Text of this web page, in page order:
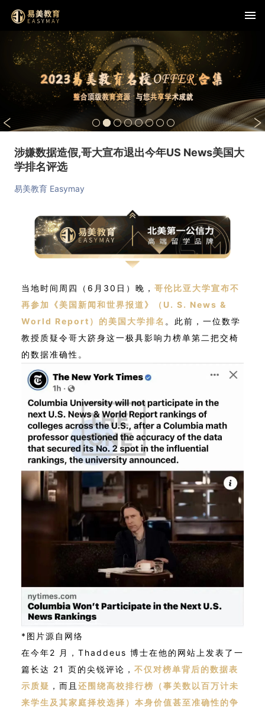
涉嫌数据造假,哥大宣布退出今年US News美国大
学排名评选
易美教育 Easymay
当地时间周四（6月30日）晚， 哥伦比亚大学宣布不
再参加《美国新闻和世界报道》（U. S. News &
World Report）的美国大学排名 。此前，一位数学
教授质疑令哥大跻身这一极具影响力榜单第二把交椅
的数据准确性。
*图片源自网络
在今年2 月，Thaddeus 博士在他的网站上发表了一
篇长达 21 页的尖锐评论， 不仅对榜单背后的数据表
示质疑 ，而且 还围绕高校排行榜（事关数以百万计未
来学生及其家庭择校选择）本身价值甚至准确性的争